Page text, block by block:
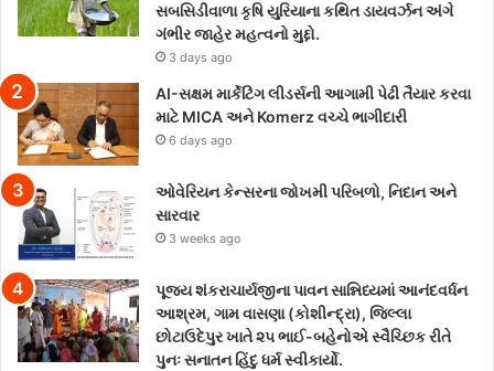
સબસિડીવાળા કૃષિ યુરિયાના કથિત ડાયવર્ઝન અંગે
ગંભીર જાહેર મહત્વનો મુદ્દો.
3 days ago
AI-સક્ષમ માર્કેટિંગ લીડર્સની આગામી પેઢી તૈયાર કરવા
માટે MICA અને Komerz વચ્ચે ભાગીદારી
6 days ago
ઓવેરિયન કેન્સરના જોખમી પરિબળો, નિદાન અને
સારવાર
3 weeks ago
પૂજ્ય શંકરાચાર્યજીના પાવન સાન્નિધ્યમાં આનંદવર્ધન
આશ્રમ, ગામ વાસણા (કોશીન્દ્રા), જિલ્લા
છોટાઉદેપુર ખાતે ૨૫ ભાઈ-બહેનોએ સ્વૈચ્છિક રીતે
પુનઃ સનાતન હિંદુ ધર્મ સ્વીકાર્યો.